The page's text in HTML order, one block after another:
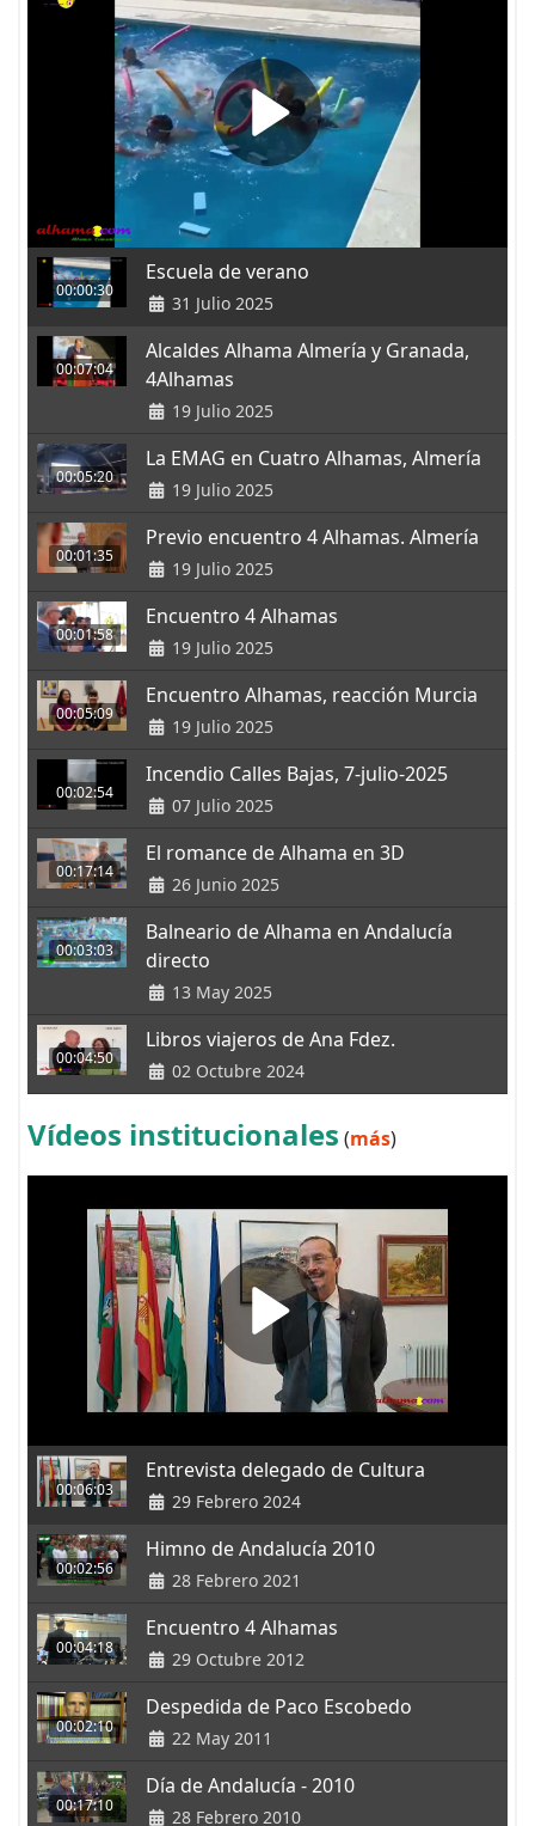
00:00:30
Escuela de verano
31 Julio 2025
00:07:04
Alcaldes Alhama Almería y Granada,
4Alhamas
19 Julio 2025
00:05:20
La EMAG en Cuatro Alhamas, Almería
19 Julio 2025
00:01:35
Previo encuentro 4 Alhamas. Almería
19 Julio 2025
00:01:58
Encuentro 4 Alhamas
19 Julio 2025
00:05:09
Encuentro Alhamas, reacción Murcia
19 Julio 2025
00:02:54
Incendio Calles Bajas, 7-julio-2025
07 Julio 2025
00:17:14
El romance de Alhama en 3D
26 Junio 2025
00:03:03
Balneario de Alhama en Andalucía
directo
13 May 2025
00:04:50
Libros viajeros de Ana Fdez.
02 Octubre 2024
Vídeos institucionales (más)
00:06:03
Entrevista delegado de Cultura
29 Febrero 2024
00:02:56
Himno de Andalucía 2010
28 Febrero 2021
00:04:18
Encuentro 4 Alhamas
29 Octubre 2012
00:02:10
Despedida de Paco Escobedo
22 May 2011
00:17:10
Día de Andalucía - 2010
28 Febrero 2010